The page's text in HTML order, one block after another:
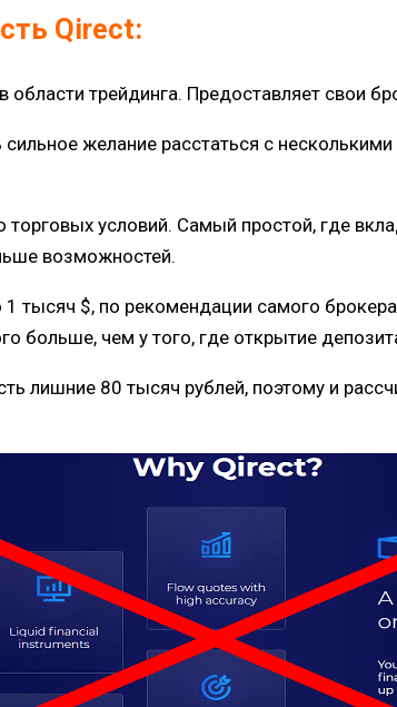
Qirect:
трейдинга. Предоставляет свои
желание расстаться с
торговых условий. Самый простой, где
возможностей.
1 тысяч $, по рекомендации самого
больше, чем у того, где открытие
лишние 80 тысяч рублей, поэтому и